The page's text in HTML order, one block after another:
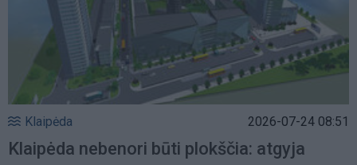
Klaipėda 2026-07-24 08:51
Klaipėda nebenori būti plokščia: atgyja